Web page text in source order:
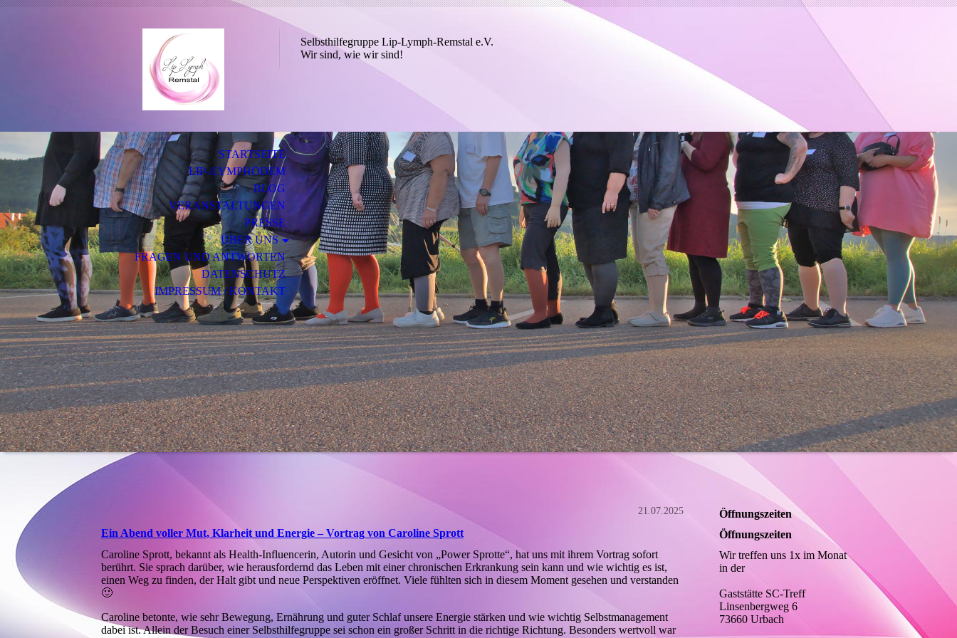
Selbsthilfegruppe Lip-Lymph-Remstal e.V.
Wir sind, wie wir sind!
STARTSEITE
LIP-/LYMPHÖDEM
BLOG
VERANSTALTUNGEN
PRESSE
ÜBER UNS
FRAGEN UND ANTWORTEN
DATENSCHUTZ
IMPRESSUM / KONTAKT
21.07.2025
Ein Abend voller Mut, Klarheit und Energie – Vortrag von Caroline Sprott
Caroline Sprott, bekannt als Health-Influencerin, Autorin und Gesicht von „Power Sprotte“, hat uns mit ihrem Vortrag sofort
berührt. Sie sprach darüber, wie herausfordernd das Leben mit einer chronischen Erkrankung sein kann und wie wichtig es ist,
einen Weg zu finden, der Halt gibt und neue Perspektiven eröffnet. Viele fühlten sich in diesem Moment gesehen und verstanden
🙂
Caroline betonte, wie sehr Bewegung, Ernährung und guter Schlaf unsere Energie stärken und wie wichtig Selbstmanagement
dabei ist. Allein der Besuch einer Selbsthilfegruppe sei schon ein großer Schritt in die richtige Richtung. Besonders wertvoll war
Öffnungszeiten
Öffnungszeiten
Wir treffen uns 1x im Monat
in der
Gaststätte SC-Treff
Linsenbergweg 6
73660 Urbach